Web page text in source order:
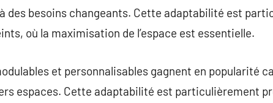
des besoins changeants. Cette adaptabilité est
où la maximisation de l’espace est essentielle.
et personnalisables gagnent en popularité
espaces. Cette adaptabilité est particulièrement